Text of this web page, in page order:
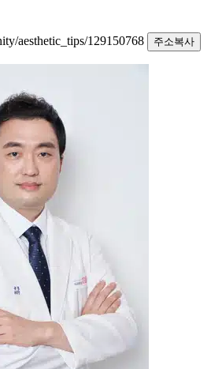
aesthetic_tips/129150768
주소복사